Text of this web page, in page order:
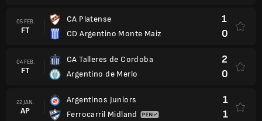
05 FEB.
FT
CA Platense
CD Argentino Monte Maiz
1
0
04 FEB.
FT
CA Talleres de Cordoba
Argentino de Merlo
2
0
22 JAN.
AP
Argentinos Juniors
Ferrocarril Midland
1
1